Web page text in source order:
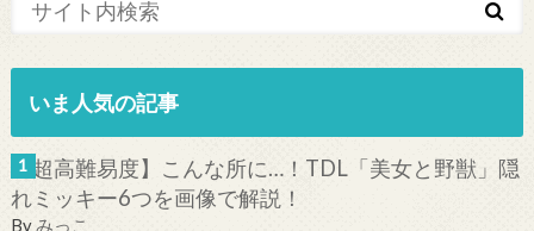
いま人気の記事
【超高難易度】こんな所に…！TDL「美女と野獣」隠
れミッキー6つを画像で解説！
Byみっこ